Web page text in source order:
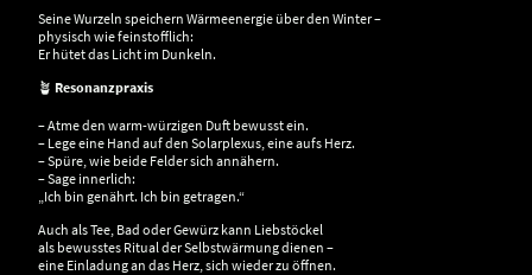
Seine Wurzeln speichern Wärmeenergie über den Winter –
physisch wie feinstofflich:
Er hütet das Licht im Dunkeln.
🪴 Resonanzpraxis
– Atme den warm-würzigen Duft bewusst ein.
– Lege eine Hand auf den Solarplexus, eine aufs Herz.
– Spüre, wie beide Felder sich annähern.
– Sage innerlich:
„Ich bin genährt. Ich bin getragen.“
Auch als Tee, Bad oder Gewürz kann Liebstöckel
als bewusstes Ritual der Selbstwärmung dienen –
eine Einladung an das Herz, sich wieder zu öffnen.